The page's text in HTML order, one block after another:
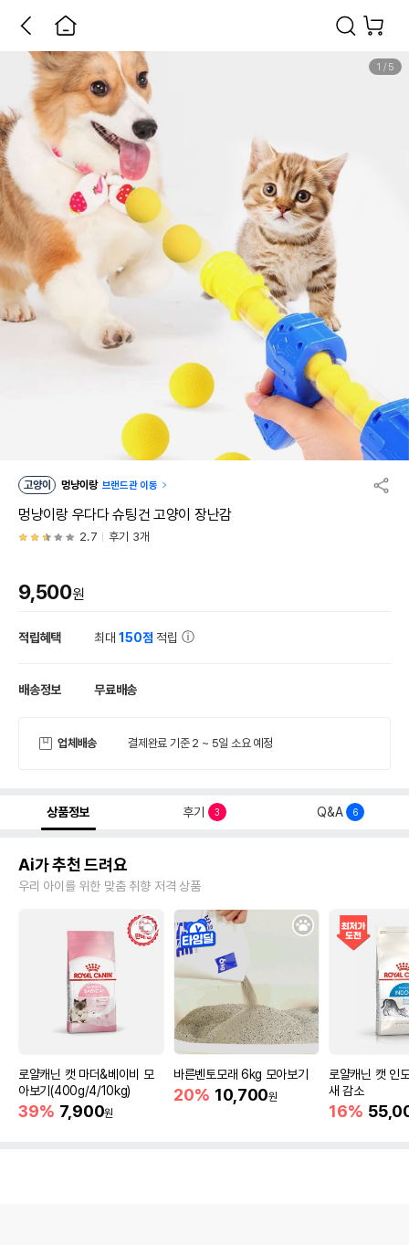
1 / 5
고양이 멍냥이랑 브랜드관 이동
멍냥이랑 우다다 슈팅건 고양이 장난감
2.7 후기 3개
9,500원
적립혜택 최대150점 적립
배송정보 무료배송
업체배송 결제완료 기준 2 ~ 5일 소요 예정
상품정보 후기 3 Q&A 6
Ai가 추천 드려요
우리 아이를 위한 맞춤 취향 저격 상품
로얄캐닌 캣 마더&베이비 모
아보기(400g/4/10kg)
39% 7,900원
바른벤토모래 6kg 모아보기
20% 10,700원
로얄캐닌 캣 인
새 감소
16%